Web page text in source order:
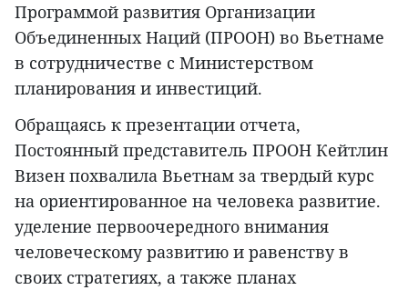
Программой развития Организации
Объединенных Наций (ПРООН) во Вьетнаме
в сотрудничестве с Министерством
планирования и инвестиций.
Обращаясь к презентации отчета,
Постоянный представитель ПРООН Кейтлин
Визен похвалила Вьетнам за твердый курс
на ориентированное на человека развитие.
уделение первоочередного внимания
человеческому развитию и равенству в
своих стратегиях, а также планах